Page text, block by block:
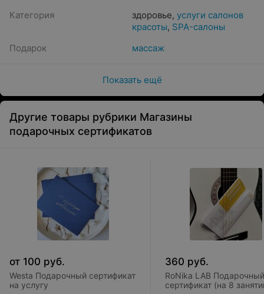
усиление крообращения параобитальной зоны
глаз
сокращение количества и глубины морщин
за несколько процедур мы легко сможем устранить
в области носа.
Категория
здоровье, услуги салонов
красоты, SPA-салоны
Подарок
массаж
Показать ещё
Другие товары рубрики Магазины
подарочных сертификатов
от 100 руб.
Westa Подарочный сертификат
на услугу
360 руб.
RoNika LAB Подарочный
сертификат (на 8